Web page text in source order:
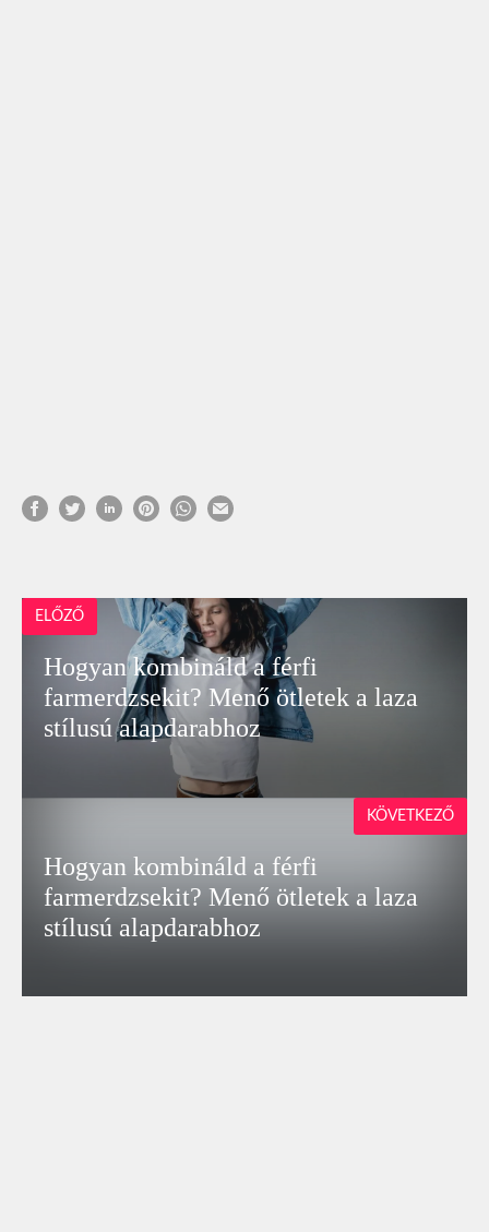
ELŐZŐ
Hogyan kombináld a férfi
farmerdzsekit? Menő ötletek a laza
stílusú alapdarabhoz
Hogyan kombináld a férfi
farmerdzsekit? Menő ötletek a laza
stílusú alapdarabhoz
KÖVETKEZŐ